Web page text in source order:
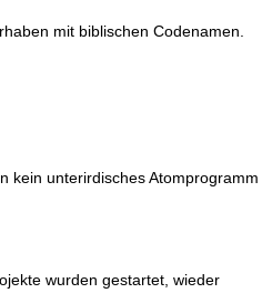
mit biblischen Codenamen.
kein unterirdisches Atomprogramm
wurden gestartet, wieder